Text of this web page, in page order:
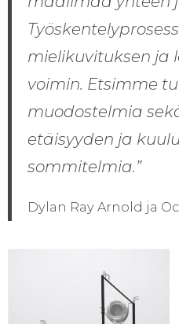
mielikuvituksen ja
voimin. Etsimme
muodostelmia
etäisyyden ja
sommitelmia.”
Dylan Ray Arnold ja